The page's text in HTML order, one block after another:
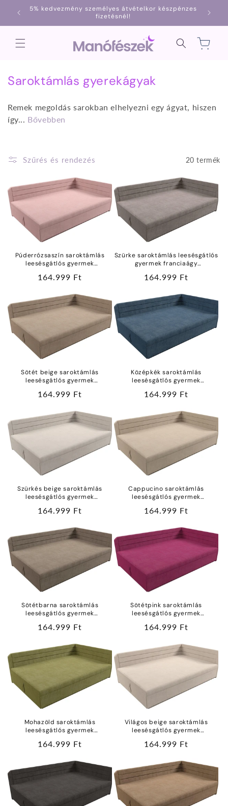
Ugrás a
tartalomhoz
5% kedvezmény személyes átvételkor készpénzes
fizetésnél!
Kosár
K
l
l
k
i
ó
Saroktámlás gyerekágyak
Remek megoldás sarokban elhelyezni egy ágyat, hiszen
így... Bővebben
Szűrés és rendezés 20 termék
Púderrózsaszín saroktámlás
leesésgátlós gyermek
vízlepergetős bútorszövetből
Normál
164.999 Ft
Szürke saroktámlás leesésgátlós
gyermek franciaágy
bútorszövetből
Normál
164.999 Ft
Sötét beige saroktámlás
leesésgátlós gyermek
vízlepergetős bútorszövetből
Normál
164.999 Ft
Középkék saroktámlás
leesésgátlós gyermek
vízlepergetős bútorszövetből
Normál
164.999 Ft
Szürkés beige saroktámlás
leesésgátlós gyermek
vízlepergetős bútorszövetből
Normál
164.999 Ft
Cappucino saroktámlás
leesésgátlós gyermek
vízlepergetős bútorszövetből
Normál
164.999 Ft
Sötétbarna saroktámlás
leesésgátlós gyermek
vízlepergetős bútorszövetből
Normál
164.999 Ft
Sötétpink saroktámlás
leesésgátlós gyermek
vízlepergetős bútorszövetből
Normál
164.999 Ft
Mohazöld saroktámlás
leesésgátlós gyermek
vízlepergetős bútorszövetből
Normál
164.999 Ft
Világos beige saroktámlás
leesésgátlós gyermek
vízlepergetős bútorszövetből
Normál
164.999 Ft